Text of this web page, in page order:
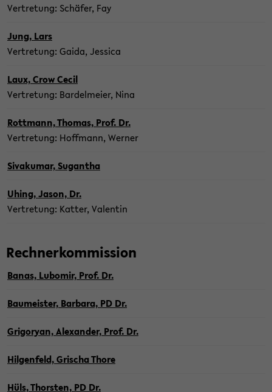
Ver­tre­tung: Schä­fer, Fay
Jung, Lars
Ver­tre­tung: Gaida, Jes­si­ca
Laux, Crow Cecil
Ver­tre­tung: Bar­del­mei­er, Nina
Rott­mann, Tho­mas, Prof. Dr.
Ver­tre­tung: Hoff­mann, Wer­ner
Siv­a­ku­mar, Sugan­tha
Uhing, Jason, Dr.
Ver­tre­tung: Kat­ter, Va­len­tin
Rech­ner­kom­mis­si­on
Banas, Lub­o­mir, Prof. Dr.
Bau­meis­ter, Bar­ba­ra, PD Dr.
Gri­goryan, Alex­an­der, Prof. Dr.
Hil­gen­feld, Gri­scha Thore
Hüls, Thors­ten, PD Dr.